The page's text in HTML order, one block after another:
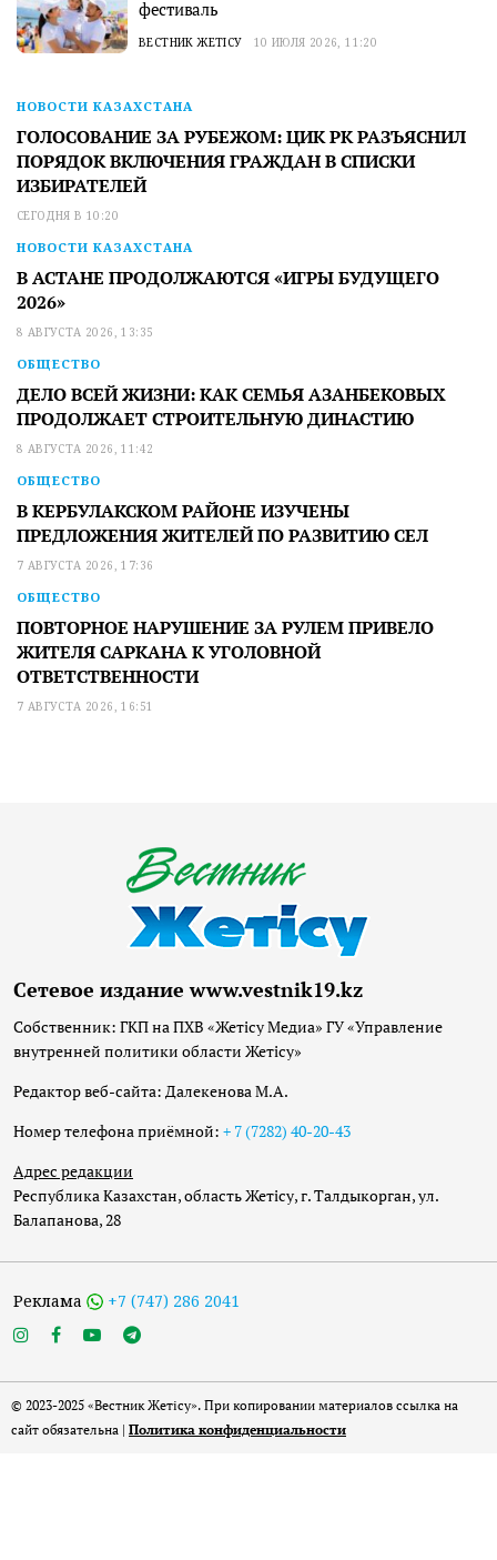
фестиваль
ВЕСТНИК ЖЕТІСУ 10 ИЮЛЯ 2026, 11:20
НОВОСТИ КАЗАХСТАНА
ГОЛОСОВАНИЕ ЗА РУБЕЖОМ: ЦИК РК РАЗЪЯСНИЛ
ПОРЯДОК ВКЛЮЧЕНИЯ ГРАЖДАН В СПИСКИ
ИЗБИРАТЕЛЕЙ
СЕГОДНЯ В 10:20
НОВОСТИ КАЗАХСТАНА
В АСТАНЕ ПРОДОЛЖАЮТСЯ «ИГРЫ БУДУЩЕГО
2026»
8 АВГУСТА 2026, 13:35
ОБЩЕСТВО
ДЕЛО ВСЕЙ ЖИЗНИ: КАК СЕМЬЯ АЗАНБЕКОВЫХ
ПРОДОЛЖАЕТ СТРОИТЕЛЬНУЮ ДИНАСТИЮ
8 АВГУСТА 2026, 11:42
ОБЩЕСТВО
В КЕРБУЛАКСКОМ РАЙОНЕ ИЗУЧЕНЫ
ПРЕДЛОЖЕНИЯ ЖИТЕЛЕЙ ПО РАЗВИТИЮ СЕЛ
7 АВГУСТА 2026, 17:36
ОБЩЕСТВО
ПОВТОРНОЕ НАРУШЕНИЕ ЗА РУЛЕМ ПРИВЕЛО
ЖИТЕЛЯ САРКАНА К УГОЛОВНОЙ
ОТВЕТСТВЕННОСТИ
7 АВГУСТА 2026, 16:51
Сетевое издание www.vestnik19.kz
Собственник: ГКП на ПХВ «Жетісу Медиа» ГУ «Управление
внутренней политики области Жетісу»
Редактор веб-сайта: Далекенова М.А.
Номер телефона приёмной: + 7 (7282) 40-20-43
Адрес редакции
Республика Казахстан, область Жетісу, г. Талдыкорган, ул.
Балапанова, 28
Реклама +7 (747) 286 2041
© 2023-2025 «Вестник Жетісу». При копировании материалов ссылка на
сайт обязательна | Политика конфиденциальности